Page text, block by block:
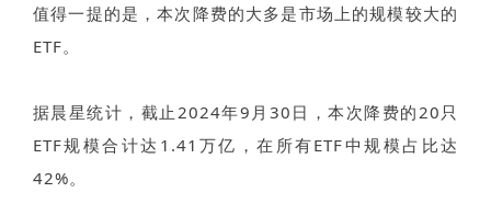
值得一提的是，本次降费的大多是市场上的规模较大的
ETF。
据晨星统计，截止2024年9月30日，本次降费的20只
ETF规模合计达1.41万亿，在所有ETF中规模占比达
42%。